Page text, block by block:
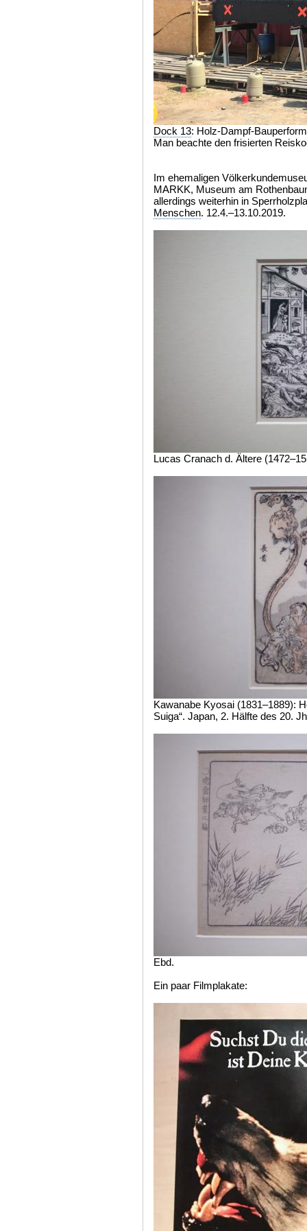
Dock 13: Holz-Dampf-
Man beachte den frisierten
Im ehemaligen
MARKK, Museum am
allerdings weiterhin in
Menschen. 12.4.–13.10.2019.
Lucas Cranach d. Ältere
Kawanabe Kyosai (1831–1889):
Suiga“. Japan, 2. Hälfte des 20.
Ebd.
Ein paar Filmplakate: